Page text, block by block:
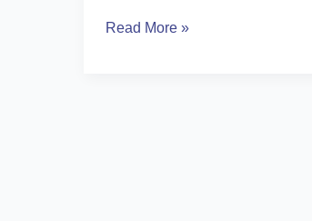
gastronomía.
Read More »